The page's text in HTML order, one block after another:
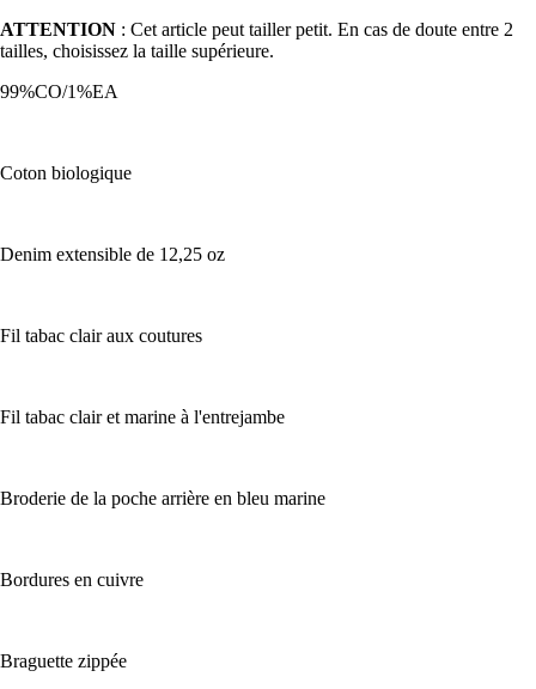
ATTENTION : Cet article peut tailler petit. En cas de doute entre 2
tailles, choisissez la taille supérieure.
99%CO/1%EA
Coton biologique
Denim extensible de 12,25 oz
Fil tabac clair aux coutures
Fil tabac clair et marine à l'entrejambe
Broderie de la poche arrière en bleu marine
Bordures en cuivre
Braguette zippée